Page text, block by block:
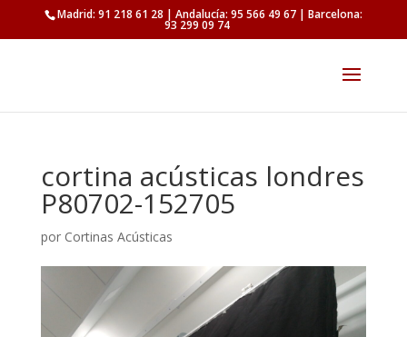
Madrid: 91 218 61 28 | Andalucía: 95 566 49 67 | Barcelona:
93 299 09 74
cortina acústicas londres
P80702-152705
por Cortinas Acústicas